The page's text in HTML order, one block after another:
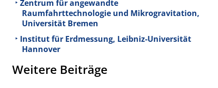
Zentrum für angewandte
Raumfahrttechnologie und Mikrogravitation,
Universität Bremen
Institut für Erdmessung, Leibniz-Universität
Hannover
Weitere Beiträge